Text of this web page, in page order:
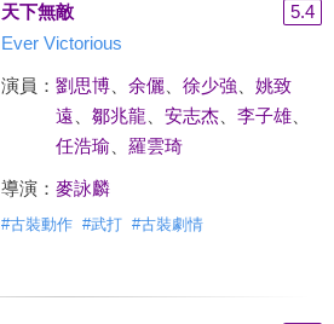
天下無敵
5.4
Ever Victorious
演員： 劉思博、 余儷 徐少強
姚致
遠
鄒兆龍 安志杰、 李子雄、
任浩瑜、 羅雲琦
導演： 麥詠麟
#古裝動作 #武打 #古裝劇情